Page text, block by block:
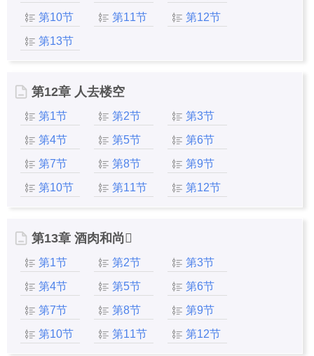
第10节
第11节
第12节
第13节
第12章 人去楼空
第1节 第2节
第3节
第4节
第5节
第6节
第7节
第8节
第9节
第10节
第11节 第12节
第13章 酒肉和尚
第1节 第2节
第3节
第4节
第5节
第6节
第7节
第8节
第9节
第10节
第11节 第12节